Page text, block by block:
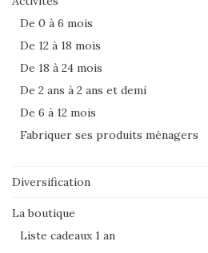
De 0 à 6 mois
De 12 à 18 mois
De 18 à 24 mois
De 2 ans à 2 ans et demi
De 6 à 12 mois
Fabriquer ses produits ménagers
Diversification
La boutique
Liste cadeaux 1 an